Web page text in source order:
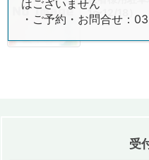
1〜12/18）
受
はございません
・ご予約・お問合せ：